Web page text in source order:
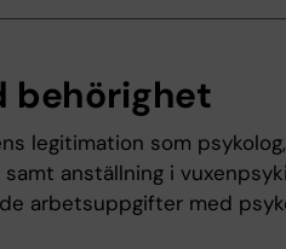
behörighet
legitimation som
samt anställning i
arbetsuppgifter med